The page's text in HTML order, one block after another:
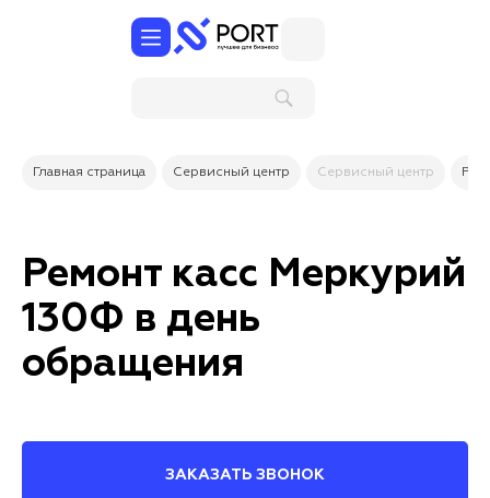
Главная страница Сервисный центр Сервисный центр
Ремонт касс Меркурий
130Ф в день
обращения
ЗАКАЗАТЬ ЗВОНОК